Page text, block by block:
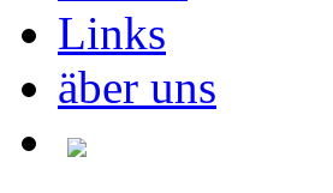
Links
äber uns